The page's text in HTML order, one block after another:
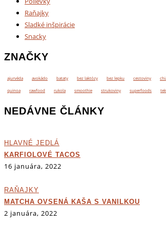
Raňajky
Sladké inšpirácie
Snacky
ZNAČKY
ajurvéda avokádo bataty bez laktózy bez lepku cestoviny
quinoa rawfood rukola smoothie strukoviny superfoods
NEDÁVNE ČLÁNKY
HLAVNÉ JEDLÁ
KARFIOLOVÉ TACOS
16 januára, 2022
RAŇAJKY
MATCHA OVSENÁ KAŠA S VANILKOU
2 januára, 2022